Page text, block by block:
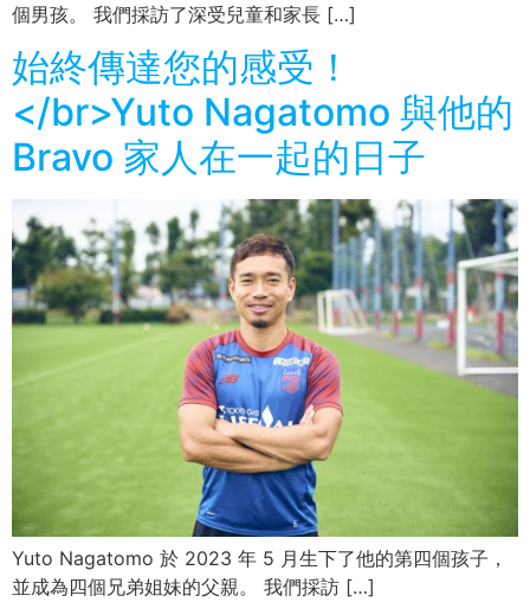
個男孩。 我們採訪了深受兒童和家長 […]
始終傳達您的感受！
</br>Yuto Nagatomo 與他的
Bravo 家人在一起的日子
Yuto Nagatomo 於 2023 年 5 月生下了他的第四個孩子，
並成為四個兄弟姐妹的父親。 我們採訪 […]